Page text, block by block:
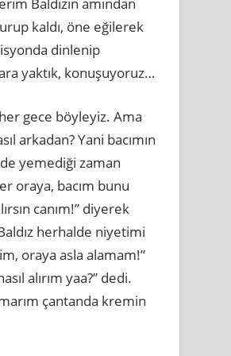
Baldızın amından
kaldı, öne eğilerek
dinlenip
yaktık, konuşuyoruz…
her gece böyleyiz. Ama
arkadan? Yani bacımın
yemediği zaman
oraya, bacım bunu
canım!” diyerek
herhalde niyetimi
oraya asla alamam!”
alırım yaa?” dedi.
çantanda kremin